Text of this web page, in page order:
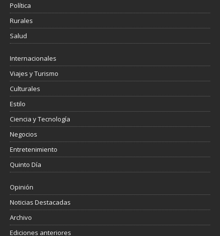
Política
Rurales
Salud
Internacionales
Viajes y Turismo
Culturales
Estilo
Ciencia y Tecnología
Negocios
Entretenimiento
Quinto Día
Opinión
Noticias Destacadas
Archivo
Ediciones anteriores